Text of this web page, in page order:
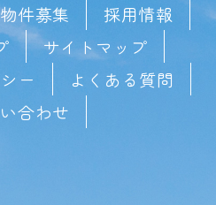
件募集
採用情報
サイトマップ
ー
よくある質問
合わせ